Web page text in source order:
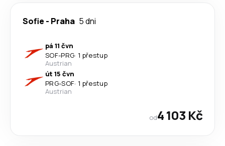
Sofie - Praha 5 dni
pá 11 čvn
SOF-PRG· 1 přestup
Austrian
út 15 čvn
PRG-SOF· 1 přestup
Austrian
od4 103 Kč